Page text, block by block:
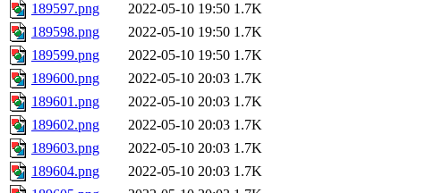
189597.png
2022-05-10 19:50 1.7K
189598.png
2022-05-10 19:50 1.7K
189599.png
2022-05-10 19:50 1.7K
189600.png
2022-05-10 20:03 1.7K
189601.png
2022-05-10 20:03 1.7K
189602.png
2022-05-10 20:03 1.7K
189603.png
2022-05-10 20:03 1.7K
189604.png
2022-05-10 20:03 1.7K